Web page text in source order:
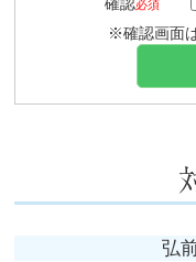
必須
※確認画面
弘